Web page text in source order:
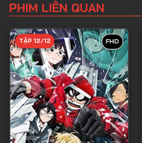
PHIM LIÊN QUAN
FHD
TẬP 12/12